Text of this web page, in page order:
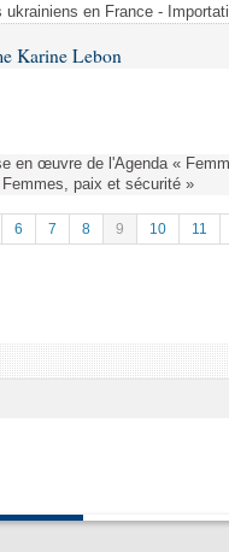
en France -
Karine Lebon
en œuvre de l'Agenda «
paix et sécurité »
6 7 8 9 10
11